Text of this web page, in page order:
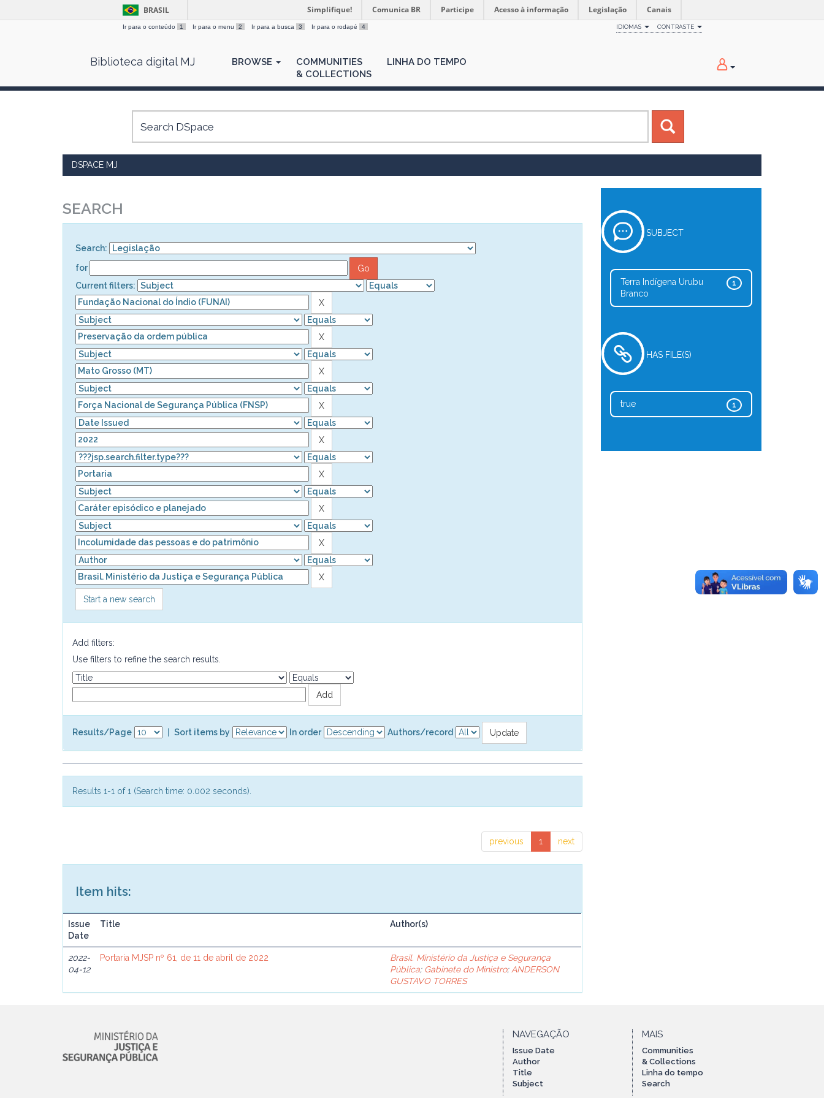
BRASIL Simplifique! Comunica BR Participe Acesso à informação Legislação Canais
Ir para o conteúdo 1 Ir para o menu 2 Ir para a busca 3 Ir para o rodapé 4 IDIOMAS CONTRASTE
Biblioteca digital MJ BROWSE
COMMUNITIES
& COLLECTIONS
LINHA DO TEMPO
DSPACE MJ
SEARCH
Search:
for
Current filters:
Start a new search
Add filters:
Use filters to refine the search results.
Results/Page Sort items by In order Authors/record
Results 1-1 of 1 (Search time: 0.002 seconds).
previous 1 next
Item hits:
Issue
Date
Title Author(s)
2022-
04-12
Portaria MJSP nº 61, de 11 de abril de 2022
Brasil. Ministério da Justiça e Segurança
Pública; Gabinete do Ministro; ANDERSON
GUSTAVO TORRES
SUBJECT
1
Terra Indígena Urubu
Branco
HAS FILE(S)
1
true
NAVEGAÇÃO
Issue Date
Author
Title
Subject
MAIS
Communities
& Collections
Linha do tempo
Search